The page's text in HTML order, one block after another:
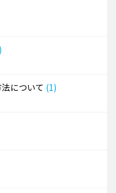
について (1)